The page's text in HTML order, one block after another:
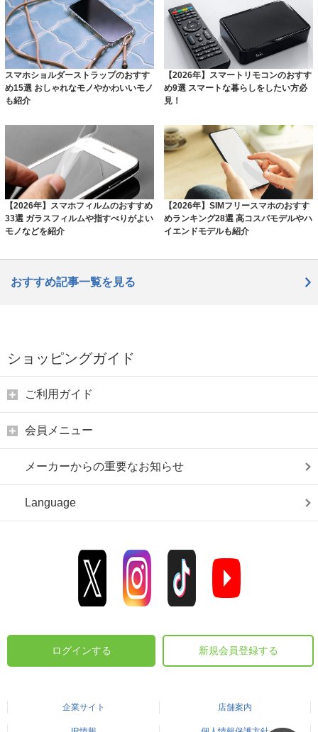
スマホショルダーストラップのおすす
め15選 おしゃれなモノやかわいいモノ
も紹介
【2026年】スマートリモコンのおすす
め9選 スマートな暮らしをしたい方必
見！
【2026年】スマホフィルムのおすすめ
33選 ガラスフィルムや指すべりがよい
モノなどを紹介
【2026年】SIMフリースマホのおすす
めランキング28選 高コスパモデルやハ
イエンドモデルも紹介
おすすめ記事一覧を見る
ショッピングガイド
ご利用ガイド
会員メニュー
メーカーからの重要なお知らせ
Language
ログインする 新規会員登録する
企業サイト 店舗案内